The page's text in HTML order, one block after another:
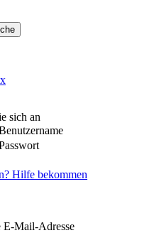
sich an
Hilfe bekommen
E-Mail-Adresse